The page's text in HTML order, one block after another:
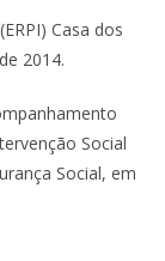
Casa dos
2014.
Social
Social, em